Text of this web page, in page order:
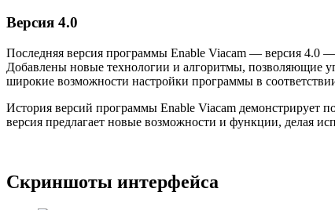
Версия 4.0
Последняя версия программы Enable Viacam — версия 4.0
Добавлены новые технологии и алгоритмы, позволяющие
широкие возможности настройки программы в
История версий программы Enable Viacam демонстрирует
версия предлагает новые возможности и функции, делая
Скриншоты интерфейса